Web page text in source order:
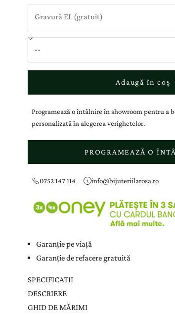
Adaugă în coș
Programează o întâlnire în showroom pentru a
personalizată în alegerea verighetelor.
PROGRAMEAZĂ O
0752 147 114 info@bijuteriilarosa.ro
Garanție pe viață
Garanție de refacere gratuită
SPECIFICATII
DESCRIERE
GHID DE MĂRIMI